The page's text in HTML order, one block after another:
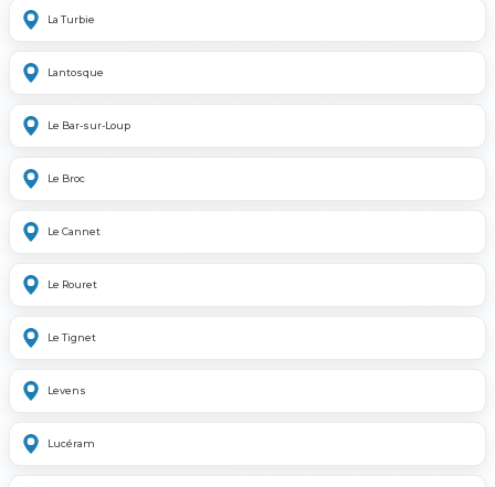
La Turbie
Lantosque
Le Bar-sur-Loup
Le Broc
Le Cannet
Le Rouret
Le Tignet
Levens
Lucéram